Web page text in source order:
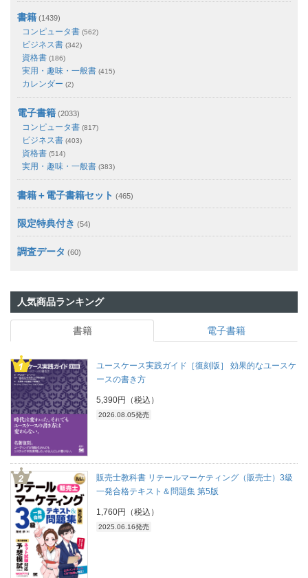
書籍 (1439)
コンピュータ書 (562)
ビジネス書 (342)
資格書 (186)
実用・趣味・一般書 (415)
カレンダー (2)
電子書籍 (2033)
コンピュータ書 (817)
ビジネス書 (403)
資格書 (514)
実用・趣味・一般書 (383)
書籍＋電子書籍セット (465)
限定特典付き (54)
調査データ (60)
人気商品ランキング
書籍 電子書籍
ユースケース実践ガイド［復刻版］ 効果的なユースケ
ースの書き方
5,390円（税込）
2026.08.05発売
販売士教科書 リテールマーケティング（販売士）3級
一発合格テキスト＆問題集 第5版
1,760円（税込）
2025.06.16発売